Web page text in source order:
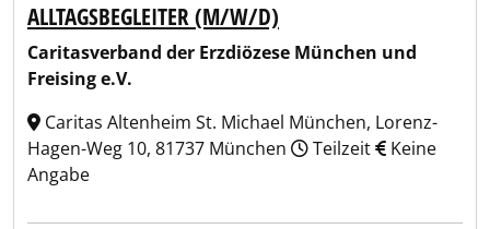
ALLTAGSBEGLEITER (M/W/D)
Caritasverband der Erzdiözese München und
Freising e.V.
Caritas Altenheim St. Michael München, Lorenz-
Hagen-Weg 10, 81737 München
Teilzeit
Keine
Angabe